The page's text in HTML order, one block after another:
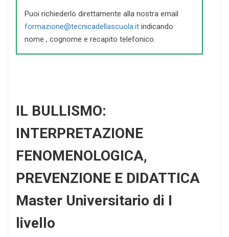
Puoi richiederlo direttamente alla nostra email
formazione@tecnicadellascuola.it indicando
nome , cognome e recapito telefonico.
IL BULLISMO:
INTERPRETAZIONE
FENOMENOLOGICA,
PREVENZIONE E DIDATTICA
Master Universitario di I
livello